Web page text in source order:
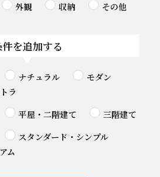
外観 収納 その他
件を追加する
ナチュラル
モダン
ラ
平屋・二階建て 三階建て
スタンダード・シンプル
ム